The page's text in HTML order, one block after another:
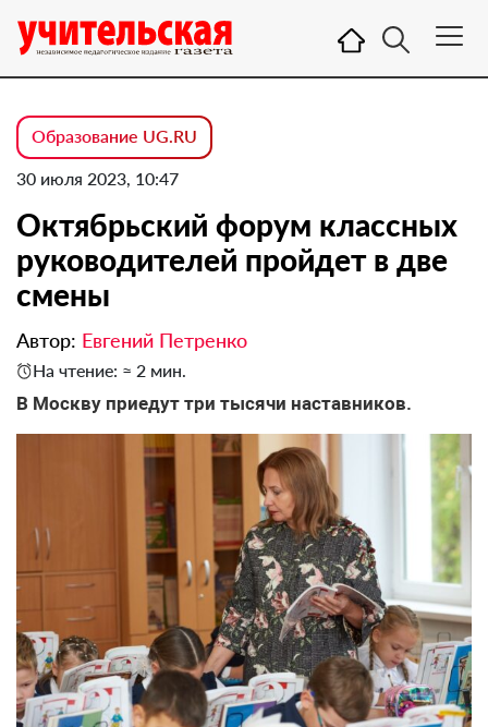
Образование UG.RU
30 июля 2023, 10:47
Октябрьский форум классных
руководителей пройдет в две
смены
Автор: Евгений Петренко
На чтение: ≈ 2 мин.
В Москву приедут три тысячи наставников.